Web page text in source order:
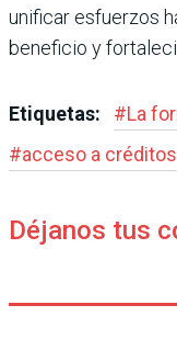
unificar esfuerzos
bene­ficio y
Etiquetas: #La
#acceso a créditos
Déjanos tus